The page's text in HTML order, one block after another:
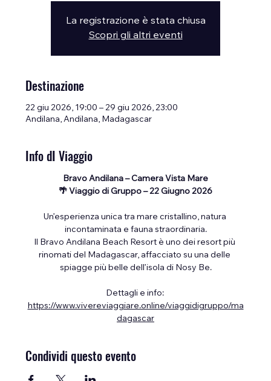
La registrazione è stata chiusa
Scopri gli altri eventi
Destinazione
22 giu 2026, 19:00 – 29 giu 2026, 23:00
Andilana, Andilana, Madagascar
Info dI Viaggio
Bravo Andilana – Camera Vista Mare
🌴 Viaggio di Gruppo – 22 Giugno 2026
Un’esperienza unica tra mare cristallino, natura
incontaminata e fauna straordinaria.
Il Bravo Andilana Beach Resort è uno dei resort più
rinomati del Madagascar, affacciato su una delle
spiagge più belle dell’isola di Nosy Be.
Dettagli e info:
https://www.vivereviaggiare.online/viaggidigruppo/ma
dagascar
Condividi questo evento